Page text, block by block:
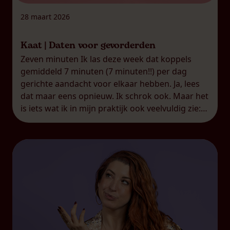
28 maart 2026
Kaat | Daten voor gevorderden
Zeven minuten Ik las deze week dat koppels
gemiddeld 7 minuten (7 minuten!!) per dag
gerichte aandacht voor elkaar hebben. Ja, lees
dat maar eens opnieuw. Ik schrok ook. Maar het
is iets wat ik in mijn praktijk ook veelvuldig zie:
koppels die een zogenaamde